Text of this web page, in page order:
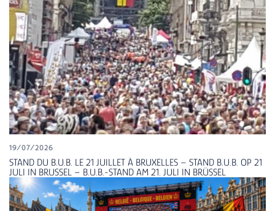
19/07/2026
STAND DU B.U.B. LE 21 JUILLET À BRUXELLES – STAND B.U.B. OP 21
JULI IN BRUSSEL – B.U.B.-STAND AM 21. JULI IN BRÜSSEL